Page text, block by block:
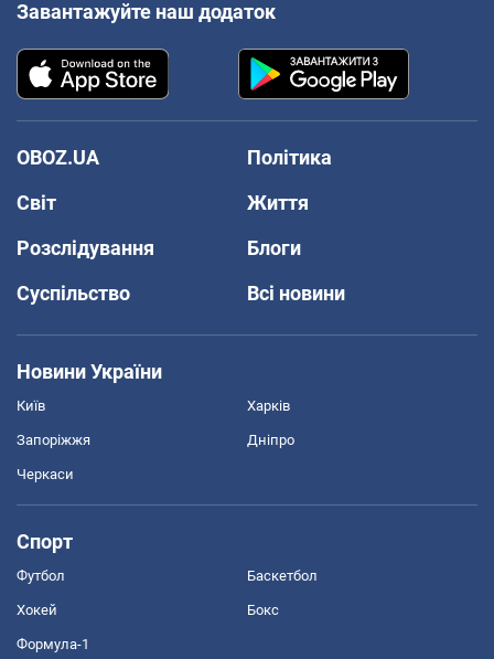
Завантажуйте наш додаток
OBOZ.UA
Політика
Світ
Життя
Розслідування
Блоги
Суспільство
Всі новини
Новини України
Київ Харків
Запоріжжя Дніпро
Черкаси
Спорт
Футбол Баскетбол
Хокей Бокс
Формула-1